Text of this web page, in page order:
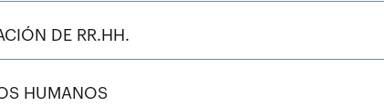
DE RR.HH.
HUMANOS